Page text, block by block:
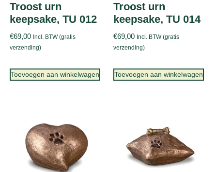
Troost urn
keepsake, TU 012
€69,00 Incl. BTW (gratis
verzending)
Toevoegen aan winkelwagen
Troost urn
keepsake, TU 014
€69,00 Incl. BTW (gratis
verzending)
Toevoegen aan winkelwagen